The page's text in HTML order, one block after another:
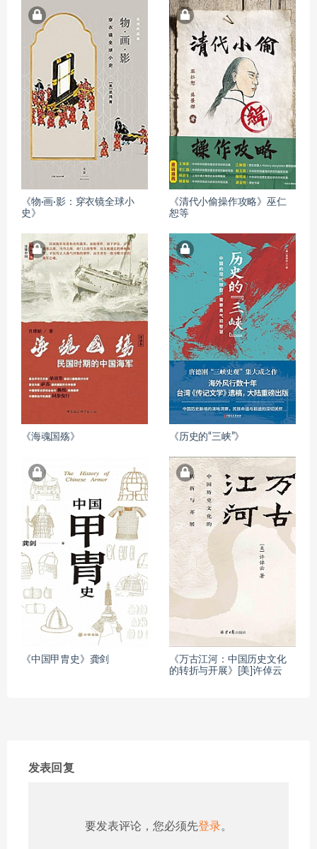
《物·画·影：穿衣镜全球小
史》
《清代小偷操作攻略》巫仁
恕等
《海魂国殇》 《历史的“三峡”》
《中国甲胄史》龚剑
《万古江河：中国历史文化
的转折与开展》[美]许倬云
发表回复
要发表评论，您必须先登录。